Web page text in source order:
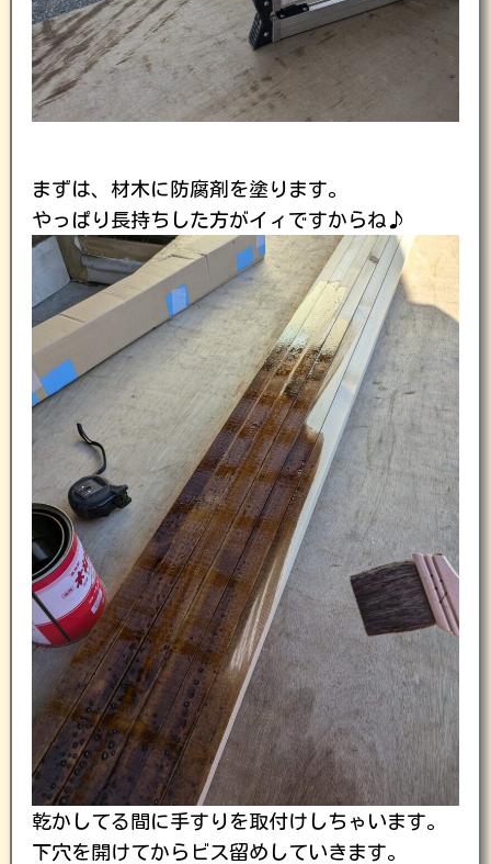
まずは、材木に防腐剤を塗ります。
やっぱり長持ちした方がイィですからね♪
乾かしてる間に手すりを取付けしちゃいます。
下穴を開けてからビス留めしていきます。